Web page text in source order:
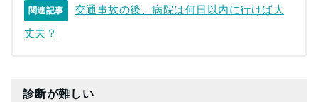
関連記事
交通事故の後、病院は何日以内に行けば大
丈夫？
診断が難しい